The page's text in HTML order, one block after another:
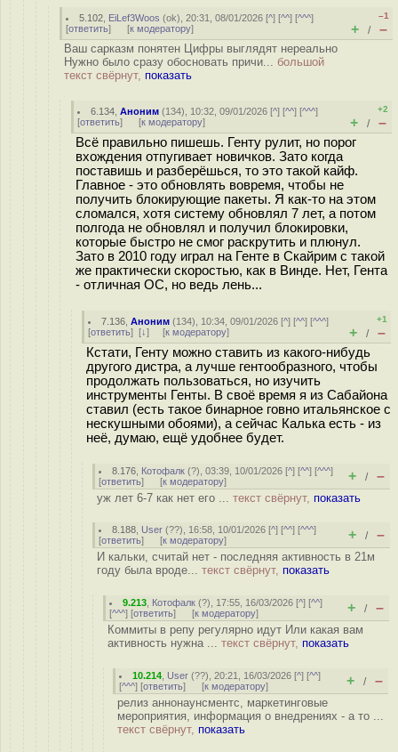
5.102 EiLef3Woos (ok), 20:31, 08/01/2026 [^] [^^] [^^^]
[ответить] [к модератору]
–1
+ / –
Ваш сарказм понятен Цифры выглядят нереально
Нужно было сразу обосновать причи... большой
текст свёрнут, показать
6.134 ,Аноним (134), 10:32, 09/01/2026 [^] [^^] [^^^]
[ответить] [к модератору]
+2
+ / –
Всё правильно пишешь. Генту рулит, но порог
вхождения отпугивает новичков. Зато когда
поставишь и разберёшься, то это такой кайф.
Главное - это обновлять вовремя, чтобы не
получить блокирующие пакеты. Я как-то на этом
сломался, хотя систему обновлял 7 лет, а потом
полгода не обновлял и получил блокировки,
которые быстро не смог раскрутить и плюнул.
Зато в 2010 году играл на Генте в Скайрим с такой
же практически скоростью, как в Винде. Нет, Гента
- отличная ОС, но ведь лень...
7.136 ,Аноним (134), 10:34, 09/01/2026 [^] [^^] [^^^]
[ответить] [↓] [к модератору]
+1
+ / –
Кстати, Генту можно ставить из какого-нибудь
другого дистра, а лучше гентообразного, чтобы
продолжать пользоваться, но изучить
инструменты Генты. В своё время я из Сабайона
ставил (есть такое бинарное говно итальянское с
нескушными обоями), а сейчас Калька есть - из
неё, думаю, ещё удобнее будет.
8.176 Котофалк (?), 03:39, 10/01/2026 [^] [^^] [^^^]
[ответить] [к модератору] + / –
уж лет 6-7 как нет его ... текст свёрнут, показать
8.188 User (??), 16:58, 10/01/2026 [^] [^^] [^^^]
[ответить] [к модератору] + / –
И кальки, считай нет - последняя активность в 21м
году была вроде... текст свёрнут, показать
9.213 Котофалк (?), 17:55, 16/03/2026 [^] [^^]
[^^^] [ответить] [к модератору] + / –
Коммиты в репу регулярно идут Или какая вам
активность нужна ... текст свёрнут, показать
10.214 User (??), 20:21, 16/03/2026 [^] [^^]
[^^^] [ответить] [к модератору] + / –
релиз аннонаунсментс, маркетинговые
мероприятия, информация о внедрениях - а то ...
текст свёрнут, показать